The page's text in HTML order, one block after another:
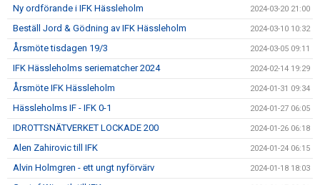
Ny ordförande i IFK Hässleholm 2024-03-20 21:00
Beställ Jord & Gödning av IFK Hässleholm 2024-03-10 10:32
Årsmöte tisdagen 19/3 2024-03-05 09:11
IFK Hässleholms seriematcher 2024 2024-02-14 19:29
Årsmöte IFK Hässleholm 2024-01-31 09:34
Hässleholms IF - IFK 0-1 2024-01-27 06:05
IDROTTSNÄTVERKET LOCKADE 200 2024-01-26 06:18
Alen Zahirovic till IFK 2024-01-24 06:15
Alvin Holmgren - ett ungt nyförvärv 2024-01-18 18:03